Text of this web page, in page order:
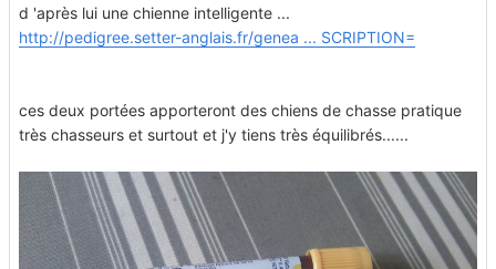
d 'après lui une chienne intelligente ...
http://pedigree.setter-anglais.fr/genea ... SCRIPTION=
ces deux portées apporteront des chiens de chasse pratique
très chasseurs et surtout et j'y tiens très équilibrés......